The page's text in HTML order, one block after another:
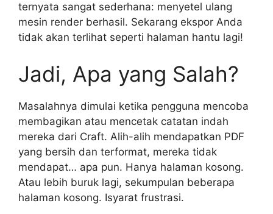
ternyata sangat sederhana: menyetel ulang
mesin render berhasil. Sekarang ekspor Anda
tidak akan terlihat seperti halaman hantu lagi!
Jadi, Apa yang Salah?
Masalahnya dimulai ketika pengguna mencoba
membagikan atau mencetak catatan indah
mereka dari Craft. Alih-alih mendapatkan PDF
yang bersih dan terformat, mereka tidak
mendapat… apa pun. Hanya halaman kosong.
Atau lebih buruk lagi, sekumpulan beberapa
halaman kosong. Isyarat frustrasi.